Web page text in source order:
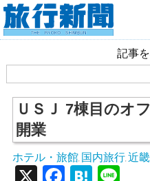
記事
ＵＳＪ 7棟目のオ
開業
ホテル・旅館 国内旅行 近